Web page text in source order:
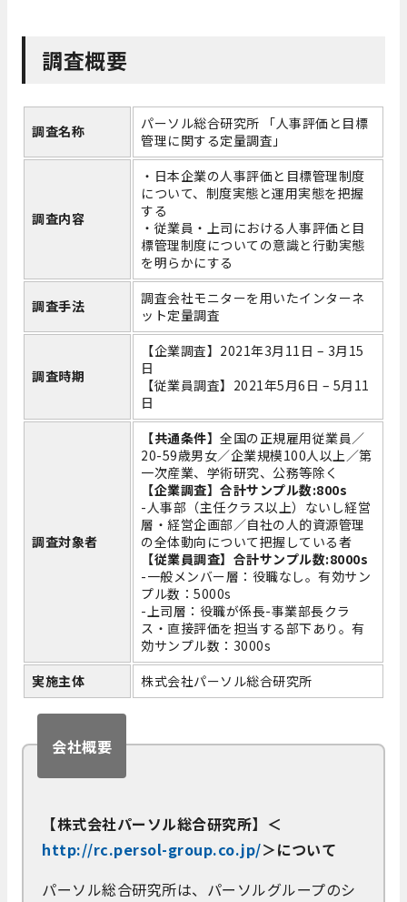
調査概要
調査名称
パーソル総合研究所 「人事評価と目標
管理に関する定量調査」
調査内容
・日本企業の人事評価と目標管理制度
について、制度実態と運用実態を把握
する
・従業員・上司における人事評価と目
標管理制度についての意識と行動実態
を明らかにする
調査手法
調査会社モニターを用いたインターネ
ット定量調査
調査時期
【企業調査】2021年3月11日 – 3月15
日
【従業員調査】2021年5月6日 – 5月11
日
調査対象者
【共通条件】全国の正規雇用従業員／
20-59歳男女／企業規模100人以上／第
一次産業、学術研究、公務等除く
【企業調査】合計サンプル数:800s
-人事部（主任クラス以上）ないし経営
層・経営企画部／自社の人的資源管理
の全体動向について把握している者
【従業員調査】合計サンプル数:8000s
-一般メンバー層：役職なし。有効サン
プル数：5000s
-上司層：役職が係長-事業部長クラ
ス・直接評価を担当する部下あり。有
効サンプル数：3000s
実施主体
株式会社パーソル総合研究所
会社概要
【株式会社パーソル総合研究所】＜
http://rc.persol-group.co.jp/＞について
パーソル総合研究所は、パーソルグループのシ